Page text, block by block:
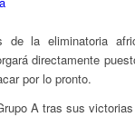
de la eliminatoria
directamente
por lo pronto.
A tras sus